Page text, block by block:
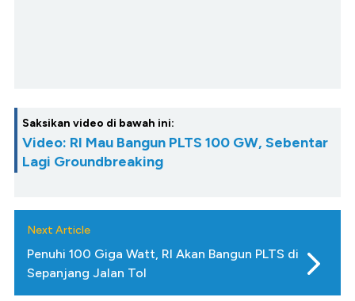
Saksikan video di bawah ini:
Video: RI Mau Bangun PLTS 100 GW, Sebentar
Lagi Groundbreaking
Next Article
Penuhi 100 Giga Watt, RI Akan Bangun PLTS di
Sepanjang Jalan Tol